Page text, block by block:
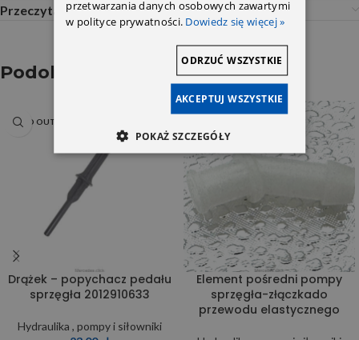
Przeczytaj Przed Zakupem
Podobne produkty
SOLD OUT
Drążek – popychacz pedału
sprzęgła 2012910633
Hydraulika , pompy i siłowniki
Element pośredni pompy
sprzęgła-złączkado
przewodu elastycznego
przetwarzania danych osobowych zawartymi
w polityce prywatności. Dowiedz się więcej »
AKCEPTUJ WSZYSTKIE
ODRZUĆ WSZYSTKIE
POKAŻ SZCZEGÓŁY